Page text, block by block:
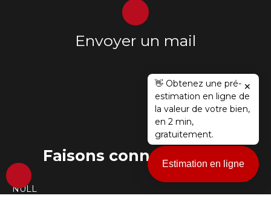
Envoyer un mail
Faisons connaissance !
NULL
Estimation en ligne
👋 Obtenez une pré-
estimation en ligne de
la valeur de votre bien,
en 2 min,
gratuitement.
✕